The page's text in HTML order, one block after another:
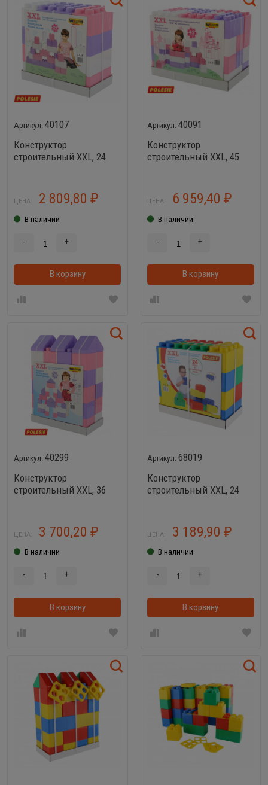
40107
Конструктор
строительный XXL, 24
ЦЕНА: 2 809,80 ₽
В наличии
- +
В корзину В корзинке
40091
Конструктор
строительный XXL, 45
ЦЕНА: 6 959,40 ₽
В наличии
- +
В корзину
40299
Конструктор
строительный XXL, 36
ЦЕНА: 3 700,20 ₽
В наличии
- +
В корзину В корзинке
68019
Конструктор
строительный XXL, 24
ЦЕНА: 3 189,90 ₽
В наличии
- +
В корзину